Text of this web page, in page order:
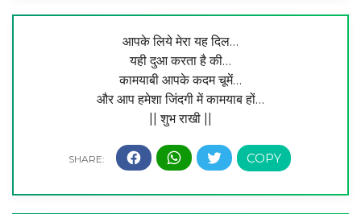
आपके लिये मेरा यह दिल…
यही दुआ करता है की…
कामयाबी आपके कदम चूमें…
और आप हमेशा जिंदगी में कामयाब हों…
|| शुभ राखी ||